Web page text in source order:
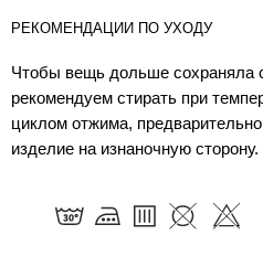
РЕКОМЕНДАЦИИ ПО УХОДУ
Чтобы вещь дольше сохраняла
рекомендуем стирать при
циклом отжима,
изделие на изнаночную сторону.